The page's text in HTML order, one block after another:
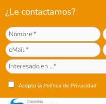
¿Le contactamos?
Acepto la Política de Privacidad